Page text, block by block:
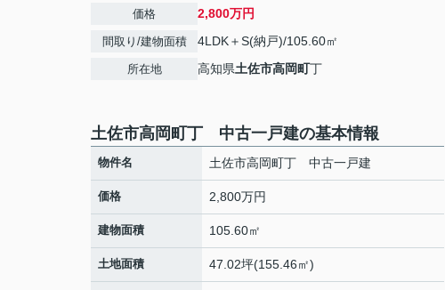
価格 2,800万円
間取り/建物面積 4LDK＋S(納戸)/105.60㎡
所在地 高知県土佐市高岡町丁
土佐市高岡町丁 中古一戸建の基本情報
物件名 土佐市高岡町丁 中古一戸建
価格 2,800万円
建物面積 105.60㎡
土地面積 47.02坪(155.46㎡)